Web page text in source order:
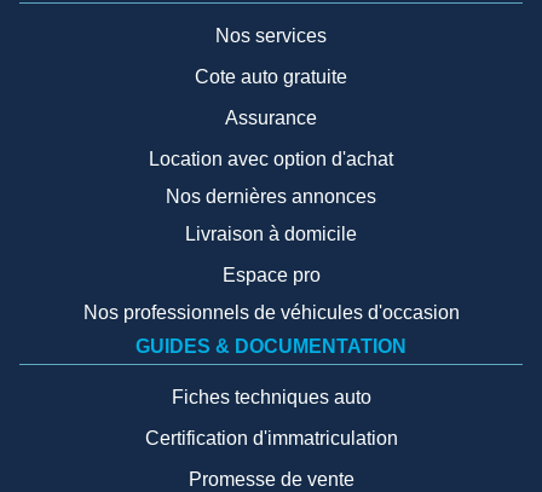
Nos services
Cote auto gratuite
Assurance
Location avec option d'achat
Nos dernières annonces
Livraison à domicile
Espace pro
Nos professionnels de véhicules d'occasion
GUIDES & DOCUMENTATION
Fiches techniques auto
Certification d'immatriculation
Promesse de vente